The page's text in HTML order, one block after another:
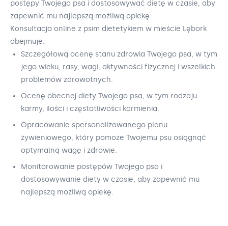
postępy Twojego psa i dostosowywać dietę w czasie, aby
zapewnić mu najlepszą możliwą opiekę.
Konsultacja online z psim dietetykiem w mieście Lębork
obejmuje:
Szczegółową ocenę stanu zdrowia Twojego psa, w tym
jego wieku, rasy, wagi, aktywności fizycznej i wszelkich
problemów zdrowotnych.
Ocenę obecnej diety Twojego psa, w tym rodzaju
karmy, ilości i częstotliwości karmienia.
Opracowanie spersonalizowanego planu
żywieniowego, który pomoże Twojemu psu osiągnąć
optymalną wagę i zdrowie.
Monitorowanie postępów Twojego psa i
dostosowywanie diety w czasie, aby zapewnić mu
najlepszą możliwą opiekę.